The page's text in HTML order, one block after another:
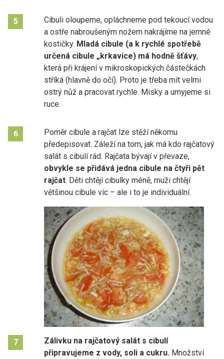
5
Cibuli oloupeme, opláchneme pod tekoucí vodou
a ostře nabroušeným nožem nakrájíme na jemné
kostičky. Mladá cibule (a k rychlé spotřebě
určená cibule „krkavice) má hodně šťávy,
která při krájení v mikroskopických částečkách
stříká (hlavně do očí). Proto je třeba mít velmi
ostrý nůž a pracovat rychle. Misky a umyjeme si
ruce.
6
Poměr cibule a rajčat lze stěží někomu
předepisovat. Záleží na tom, jak má kdo rajčatový
salát s cibulí rád. Rajčata bývají v převaze,
obvykle se přidává jedna cibule na čtyři pět
rajčat. Děti chtějí cibulky méně, muži chtějí
většinou cibule víc – ale i to je individuální.
7
Zálivku na rajčatový salát s cibulí
připravujeme z vody, soli a cukru. Množství